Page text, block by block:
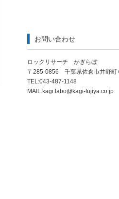
お問い合わせ
ロックリサーチ かぎらぼ
〒285-0856 千葉県佐倉市井野町
TEL:043-487-1148
MAIL:kagi.labo@kagi-fujiya.co.jp